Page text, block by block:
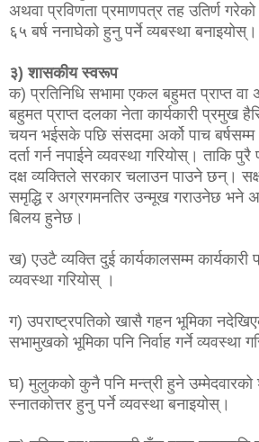
अथवा प्रविणता प्रमाणपत्र तह उतिर्ण
६५ बर्ष ननाघेको हुनु पर्ने व्यबस्था बनाइयोस्।
३) शासकीय स्वरूप
क) प्रतिनिधि सभामा एकल बहुमत प्राप्त वा
बहुमत प्राप्त दलका नेता कार्यकारी प्रमुख
चयन भईसके पछि संसदमा अर्को पाच बर्षसम्म
दर्ता गर्न नपाईने व्यवस्था गरियोस्। ताकि
दक्ष व्यक्तिले सरकार चलाउन पाउने छन्।
समृद्धि र अग्रगमनतिर उन्मूख गराउनेछ भने
बिलय हुनेछ।
ख) एउटै व्यक्ति दुई कार्यकालसम्म कार्यकारी
व्यवस्था गरियोस् ।
ग) उपराष्ट्रपतिको खासै गहन भूमिका
सभामुखको भूमिका पनि निर्वाह गर्ने व्यवस्था
घ) मुलुकको कुनै पनि मन्त्री हुने उम्मेदवारको
स्नातकोत्तर हुनु पर्ने व्यवस्था बनाइयोस्।